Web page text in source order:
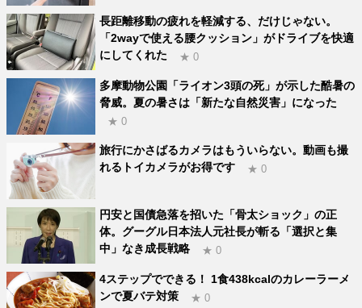
長距離移動の疲れを軽減する、だけじゃない。
「2wayで使える腰クッション」がドライブを快適
にしてくれた
★ 0
多摩動物公園「ライオン3頭の死」が示した酷暑の
脅威。夏の暑さは「新たな自然災害」になった
★ 0
旅行にかさばるカメラはもういらない。動画も撮
れるトイカメラがお得です
★ 0
円安と国債急落を招いた「骨太ショック」の正
体。グーグル日本法人元社長が斬る「選択と集
中」なき成長戦略
★ 0
4ステップでできる！ 1食438kcalのカレーラーメ
ンで夏バテ対策
★ 0